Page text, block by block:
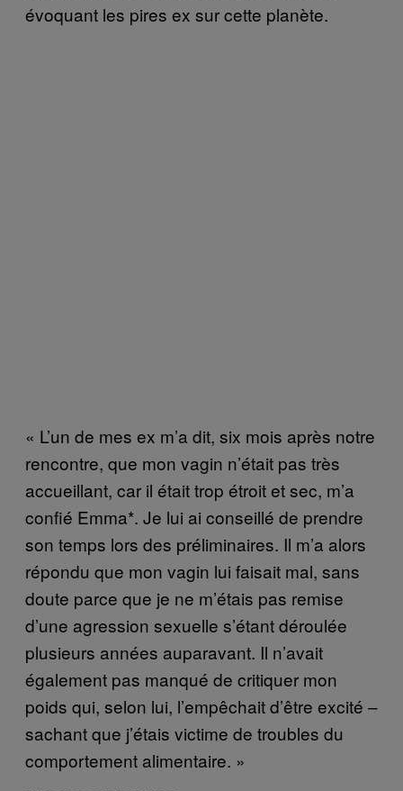
évoquant les pires ex sur cette planète.
« L’un de mes ex m’a dit, six mois après notre
rencontre, que mon vagin n’était pas très
accueillant, car il était trop étroit et sec, m’a
confié Emma*. Je lui ai conseillé de prendre
son temps lors des préliminaires. Il m’a alors
répondu que mon vagin lui faisait mal, sans
doute parce que je ne m’étais pas remise
d’une agression sexuelle s’étant déroulée
plusieurs années auparavant. Il n’avait
également pas manqué de critiquer mon
poids qui, selon lui, l’empêchait d’être excité –
sachant que j’étais victime de troubles du
comportement alimentaire. »